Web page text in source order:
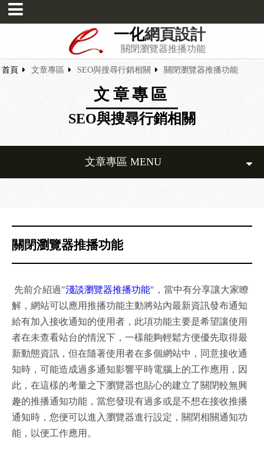
一化網頁設計
關閉瀏覽器推播功能
首頁 文章專區 SEO與搜尋行銷相關 關閉瀏覽器推播功能
文章專區
SEO與搜尋行銷相關
文章專區 MENU
關閉瀏覽器推播功能
先前介紹過"淺談瀏覽器推播功能"，當中有分享讓大家瞭
解，網站可以應用推播功能主動將站內最新資訊發布通知
給有加入接收通知的使用者，此項功能主要是希望讓使用
者在未查看站台的情況下，一樣能夠輕鬆方便優先取得最
新動態資訊，但在隨著使用者在多個網站中，同意接收通
知時，可能造成過多通知影響平時電腦上的工作應用，因
此，在這樣的考量之下瀏覽器也貼心的建立了關閉較無興
趣的推播通知功能，當您發現有過多或是不想在接收推播
通知時，您便可以進入瀏覽器進行設定，關閉相關通知功
能，以便工作應用。